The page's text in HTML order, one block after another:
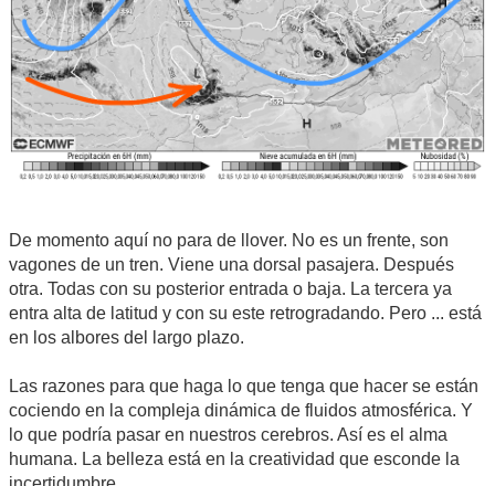
De momento aquí no para de llover. No es un frente, son
vagones de un tren. Viene una dorsal pasajera. Después
otra. Todas con su posterior entrada o baja. La tercera ya
entra alta de latitud y con su este retrogradando. Pero ... está
en los albores del largo plazo.
Las razones para que haga lo que tenga que hacer se están
cociendo en la compleja dinámica de fluidos atmosférica. Y
lo que podría pasar en nuestros cerebros. Así es el alma
humana. La belleza está en la creatividad que esconde la